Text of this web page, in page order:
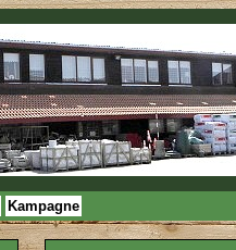
Kampagne